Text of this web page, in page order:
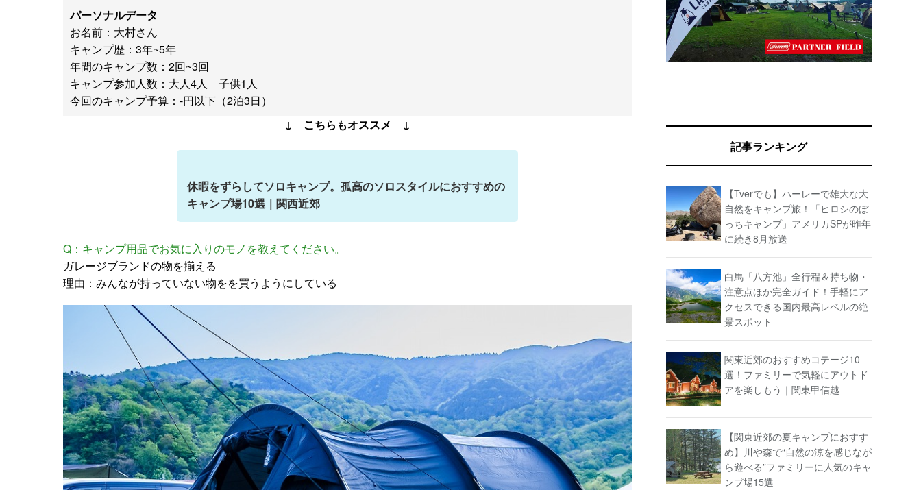
パーソナルデータ
お名前：大村さん
キャンプ歴：3年~5年
年間のキャンプ数：2回~3回
キャンプ参加人数：大人4人 子供1人
今回のキャンプ予算：-円以下（2泊3日）
↓ こちらもオススメ ↓
休暇をずらしてソロキャンプ。孤高のソロスタイルにおすすめの
キャンプ場10選｜関西近郊
Q：キャンプ用品でお気に入りのモノを教えてください。
ガレージブランドの物を揃える
理由：みんなが持っていない物をを買うようにしている
記事ランキング
【Tverでも】ハーレーで雄大な大
自然をキャンプ旅！「ヒロシのぼ
っちキャンプ」アメリカSPが昨年
に続き8月放送
白馬「八方池」全行程＆持ち物・
注意点ほか完全ガイド！手軽にア
クセスできる国内最高レベルの絶
景スポット
関東近郊のおすすめコテージ10
選！ファミリーで気軽にアウトド
アを楽しもう｜関東甲信越
【関東近郊の夏キャンプにおすす
め】川や森で“自然の涼を感じなが
ら遊べる”ファミリーに人気のキャ
ンプ場15選